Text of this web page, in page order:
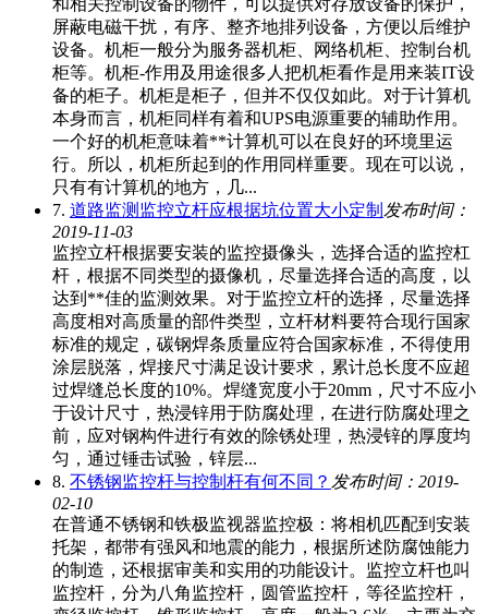
屏蔽电磁干扰，有序、整齐地排列设备，方便以后维护
设备。机柜一般分为服务器机柜、网络机柜、控制台机
柜等。机柜-作用及用途很多人把机柜看作是用来装IT设
备的柜子。机柜是柜子，但并不仅仅如此。对于计算机
本身而言，机柜同样有着和UPS电源重要的辅助作用。
一个好的机柜意味着**计算机可以在良好的环境里运
行。所以，机柜所起到的作用同样重要。现在可以说，
只有有计算机的地方，几...
7. 道路监测监控立杆应根据坑位置大小定制 发布时间：
2019-11-03
监控立杆根据要安装的监控摄像头，选择合适的监控杠
杆，根据不同类型的摄像机，尽量选择合适的高度，以
达到**佳的监测效果。对于监控立杆的选择，尽量选择
高度相对高质量的部件类型，立杆材料要符合现行国家
标准的规定，碳钢焊条质量应符合国家标准，不得使用
涂层脱落，焊接尺寸满足设计要求，累计总长度不应超
过焊缝总长度的10%。焊缝宽度小于20mm，尺寸不应小
于设计尺寸，热浸锌用于防腐处理，在进行防腐处理之
前，应对钢构件进行有效的除锈处理，热浸锌的厚度均
匀，通过锤击试验，锌层...
8. 不锈钢监控杆与控制杆有何不同？ 发布时间：2019-
02-10
在普通不锈钢和铁极监视器监控极：将相机匹配到安装
托架，都带有强风和地震的能力，根据所述防腐蚀能力
的制造，还根据审美和实用的功能设计。监控立杆也叫
监控杆，分为八角监控杆，圆管监控杆，等径监控杆，